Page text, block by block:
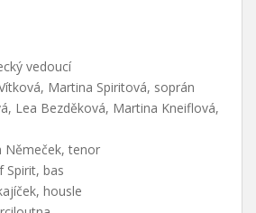
vedoucí
Martina Spiritová, soprán
Lea Bezděková, Martina Kneiflová,
Němeček, tenor
Spirit, bas
housle